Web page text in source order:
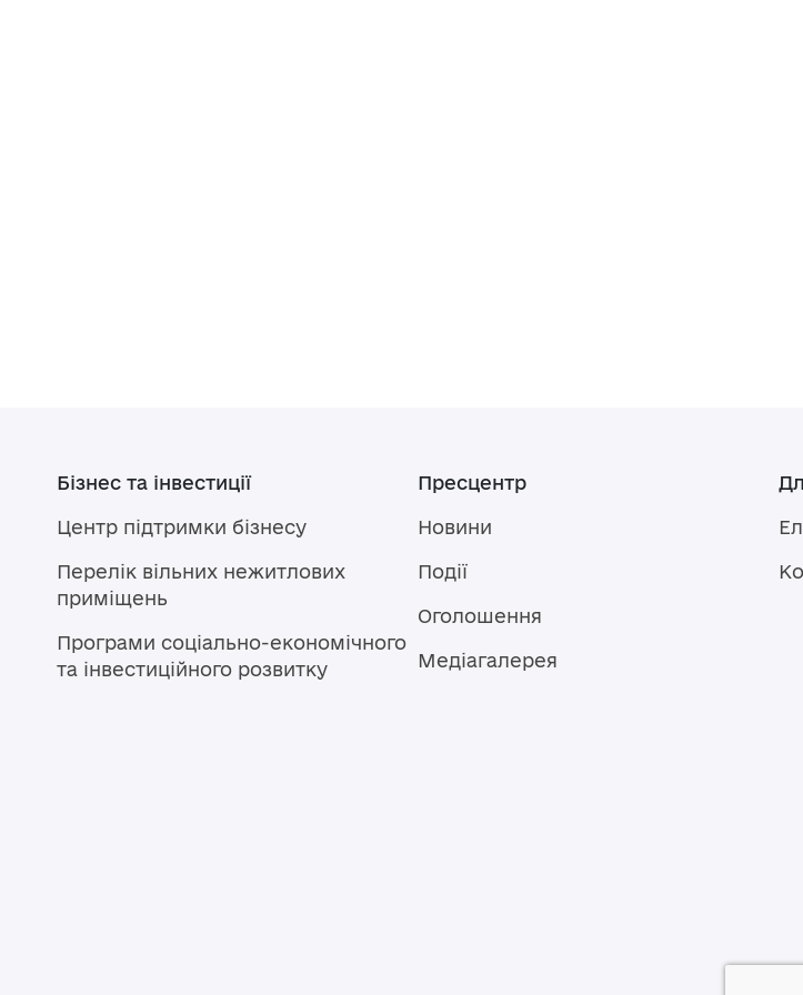
Бізнес та інвестиції
Центр підтримки бізнесу
Перелік вільних нежитлових
приміщень
Програми соціально-економічного
та інвестиційного розвитку
Пресцентр
Новини
Події
Оголошення
Медіагалерея